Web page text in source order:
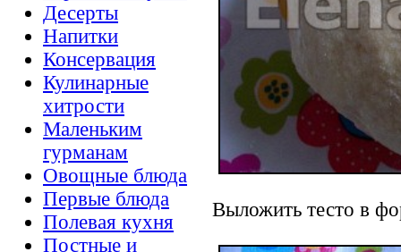
Десерты
Напитки
Консервация
Кулинарные
хитрости
Маленьким
гурманам
Овощные блюда
Первые блюда
Полевая кухня
Постные и
Выложить тесто в